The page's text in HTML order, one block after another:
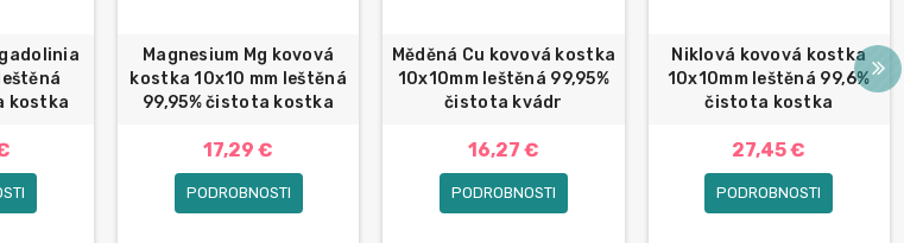
kostka
Magnesium Mg kovová
kostka 10x10 mm leštěná
99,95% čistota kostka
17,29 €
PODROBNOSTI
Měděná Cu kovová kostka
10x10mm leštěná 99,95%
čistota kvádr
16,27 €
PODROBNOSTI
Niklová kovová kostka
10x10mm leštěná 99,6%
čistota kostka
27,45 €
PODROBNOSTI